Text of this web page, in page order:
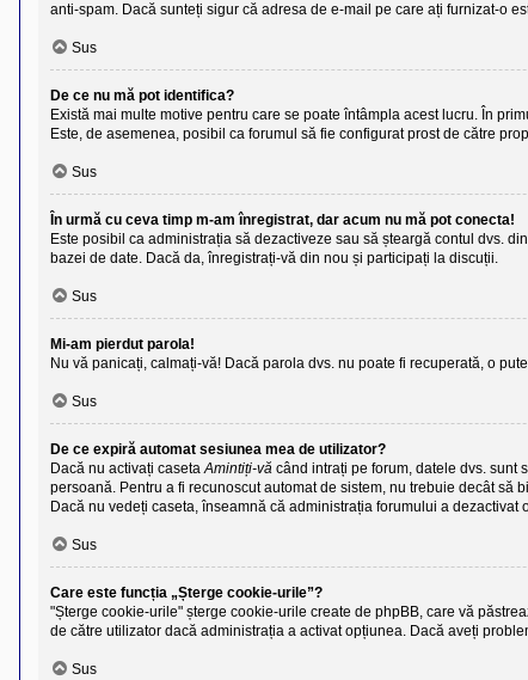
anti-spam. Dacă sunteți sigur că adresa de e-mail pe care ați furnizat-o
Sus
De ce nu mă pot identifica?
Există mai multe motive pentru care se poate întâmpla acest lucru. În
Este, de asemenea, posibil ca forumul să fie configurat prost de către
Sus
În urmă cu ceva timp m-am înregistrat, dar acum nu mă pot conecta!
Este posibil ca administrația să dezactiveze sau să șteargă contul dvs.
bazei de date. Dacă da, înregistrați-vă din nou și participați la discuții.
Sus
Mi-am pierdut parola!
Nu vă panicați, calmați-vă! Dacă parola dvs. nu poate fi recuperată, o
Sus
De ce expiră automat sesiunea mea de utilizator?
Dacă nu activați casetaAmintiți-vă când intrați pe forum, datele dvs. sunt
persoană. Pentru a fi recunoscut automat de sistem, nu trebuie decât
Dacă nu vedeți caseta, înseamnă că administrația forumului a dezactivat
Sus
Care este funcția „Șterge cookie-urile”?
"Șterge cookie-urile" șterge cookie-urile create de phpBB, care vă
de către utilizator dacă administrația a activat opțiunea. Dacă aveți
Sus